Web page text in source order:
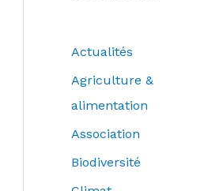
Actualités
Agriculture &
alimentation
Association
Biodiversité